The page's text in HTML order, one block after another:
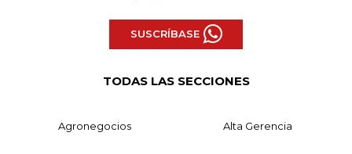
SUSCRÍBASE
TODAS LAS SECCIONES
Agronegocios Alta Gerencia